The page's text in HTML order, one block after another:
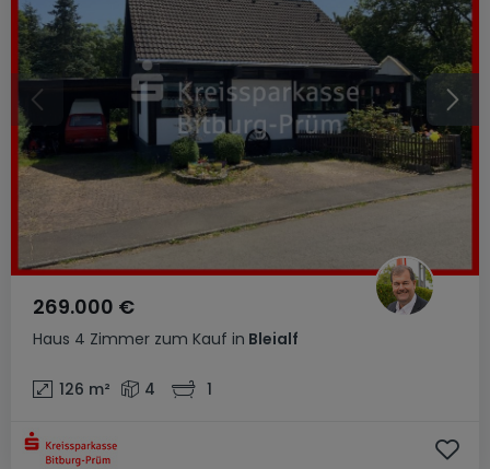
Haus 4 Zimmer zum Kauf in Bleialf
269.000 €
126 m² 4 1